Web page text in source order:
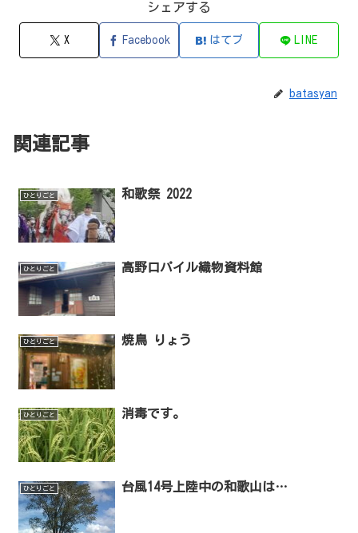
シェアする
X Facebook はてブ LINE
batasyan
関連記事
ひとりごと 和歌祭 2022
ひとりごと 高野口パイル織物資料館
ひとりごと 焼鳥 りょう
ひとりごと 消毒です。
ひとりごと 台風14号上陸中の和歌山は…